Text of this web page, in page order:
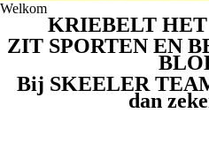
Welkom
KRIEBELT
ZIT SPORTEN EN
Bij SKEELER
dan